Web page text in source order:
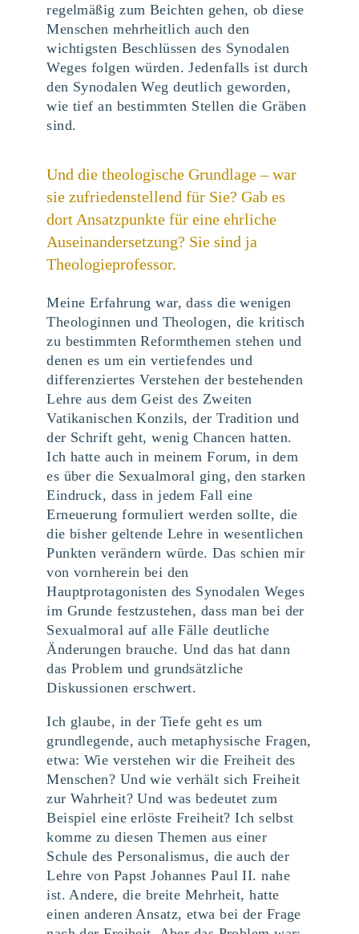
regelmäßig zum Beichten gehen, ob diese
Menschen mehrheitlich auch den
wichtigsten Beschlüssen des Synodalen
Weges folgen würden. Jedenfalls ist durch
den Synodalen Weg deutlich geworden,
wie tief an bestimmten Stellen die Gräben
sind.
Und die theologische Grundlage – war
sie zufriedenstellend für Sie? Gab es
dort Ansatzpunkte für eine ehrliche
Auseinandersetzung? Sie sind ja
Theologieprofessor.
Meine Erfahrung war, dass die wenigen
Theologinnen und Theologen, die kritisch
zu bestimmten Reformthemen stehen und
denen es um ein vertiefendes und
differenziertes Verstehen der bestehenden
Lehre aus dem Geist des Zweiten
Vatikanischen Konzils, der Tradition und
der Schrift geht, wenig Chancen hatten.
Ich hatte auch in meinem Forum, in dem
es über die Sexualmoral ging, den starken
Eindruck, dass in jedem Fall eine
Erneuerung formuliert werden sollte, die
die bisher geltende Lehre in wesentlichen
Punkten verändern würde. Das schien mir
von vornherein bei den
Hauptprotagonisten des Synodalen Weges
im Grunde festzustehen, dass man bei der
Sexualmoral auf alle Fälle deutliche
Änderungen brauche. Und das hat dann
das Problem und grundsätzliche
Diskussionen erschwert.
Ich glaube, in der Tiefe geht es um
grundlegende, auch metaphysische Fragen,
etwa: Wie verstehen wir die Freiheit des
Menschen? Und wie verhält sich Freiheit
zur Wahrheit? Und was bedeutet zum
Beispiel eine erlöste Freiheit? Ich selbst
komme zu diesen Themen aus einer
Schule des Personalismus, die auch der
Lehre von Papst Johannes Paul II. nahe
ist. Andere, die breite Mehrheit, hatte
einen anderen Ansatz, etwa bei der Frage